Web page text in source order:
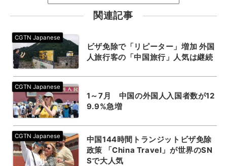
関連記事
ビザ免除で「リピーター」増加 外国
人旅行客の「中国旅行」人気は継続
1～7月 中国の外国人入国者数が12
9.9%急増
中国144時間トランジットビザ免除
政策 「China Travel」が世界のSN
Sで大人気